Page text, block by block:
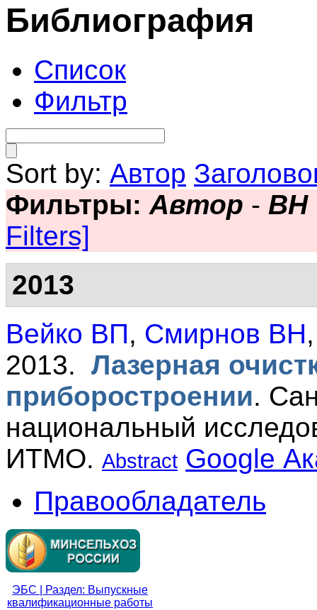
Библиография
Список
Фильтр
Sort by: Автор
Фильтры: Автор - ВН
Filters]
2013
Вейко ВП, Смирнов ВН
2013. Лазерная
приборостроении.
национальный
ИТМО. Abstract Google
Правообладатель
ЭБС | Раздел: Выпускные
квалификационные работы